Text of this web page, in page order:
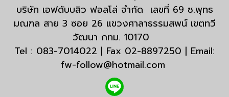
บริษัท เอฟดับบลิว ฟอลโล่ จำกัด เลขที่ 69 ซ.พุทธ
มณฑล สาย 3 ซอย 26 แขวงศาลาธรรมสพน์ เขตทวี
วัฒนา กทม. 10170
Tel : 083-7014022 | Fax 02-8897250 | Email:
fw-follow@hotmail.com